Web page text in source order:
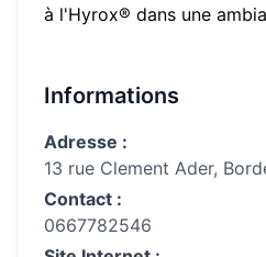
à l'Hyrox® dans une
Informations
Adresse :
13 rue Clement Ader,
Contact :
0667782546